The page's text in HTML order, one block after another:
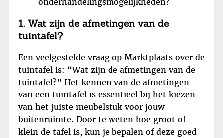
1. Wat zijn de afmetingen van de
tuintafel?
Een veelgestelde vraag op Marktplaats over de
tuintafel is: “Wat zijn de afmetingen van de
tuintafel?” Het kennen van de afmetingen
van een tuintafel is essentieel bij het kiezen
van het juiste meubelstuk voor jouw
buitenruimte. Door te weten hoe groot of
klein de tafel is, kun je bepalen of deze goed